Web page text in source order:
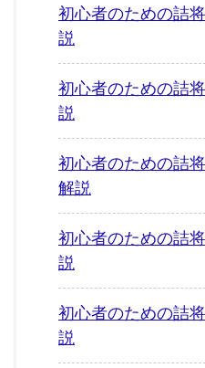
初心者のための
説
初心者のための
説
初心者のための
解説
初心者のための
説
初心者のための
説